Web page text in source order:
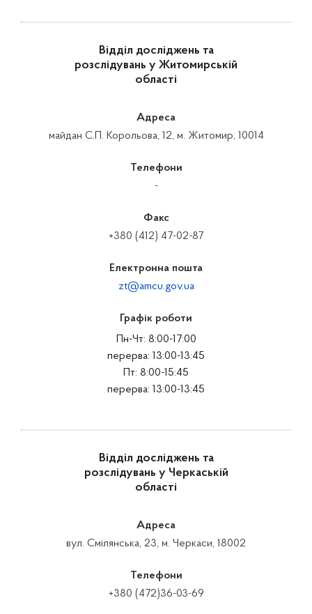
Відділ досліджень та
розслідувань у Житомирській
області
Адреса
майдан С.П. Корольова, 12, м. Житомир, 10014
Телефони
-
Факс
+380 (412) 47-02-87
Електронна пошта
zt@amcu.gov.ua
Графік роботи
Пн-Чт: 8:00-17:00
перерва: 13:00-13:45
Пт: 8:00-15:45
перерва: 13:00-13:45
Відділ досліджень та
розслідувань у Черкаській
області
Адреса
вул. Смілянська, 23, м. Черкаси, 18002
Телефони
+380 (472)36-03-69